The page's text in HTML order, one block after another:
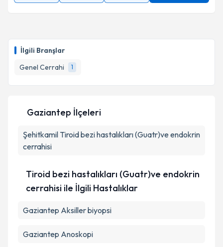
İlgili Branşlar
Genel Cerrahi
1
Gaziantep İlçeleri
Şehitkamil Tiroid bezi hastalıkları (Guatr)ve endokrin
cerrahisi
Tiroid bezi hastalıkları (Guatr)ve endokrin
cerrahisi ile İlgili Hastalıklar
Gaziantep Aksiller biyopsi
Gaziantep Anoskopi